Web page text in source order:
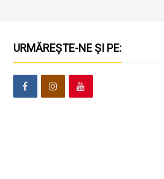
URMĂREȘTE-NE ȘI PE: